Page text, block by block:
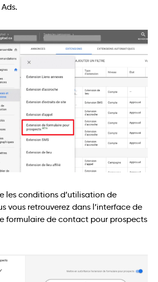
les conditions d’utilisation de
vous retrouverez dans l’interface de
formulaire de contact pour prospects